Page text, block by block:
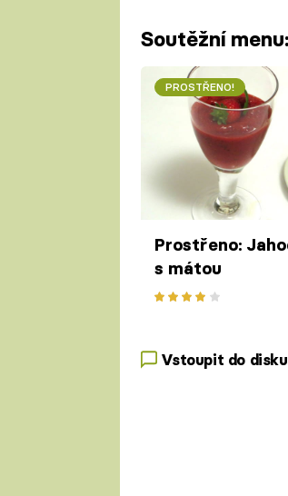
Soutěžní menu:
PROSTŘENO!
Prostřeno:
s mátou
Vstoupit do